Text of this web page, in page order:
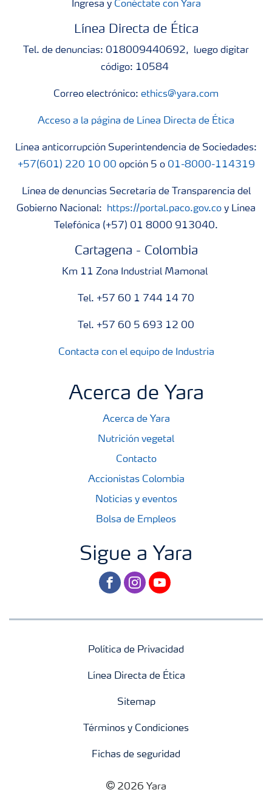
Ingresa y Conéctate con Yara
Línea Directa de Ética
Tel. de denuncias: 018009440692, luego digitar
código: 10584
Correo electrónico: ethics@yara.com
Acceso a la página de Línea Directa de Ética
Línea anticorrupción Superintendencia de Sociedades:
+57(601) 220 10 00 opción 5 o 01-8000-114319
Línea de denuncias Secretaría de Transparencia del
Gobierno Nacional:
https://portal.paco.gov.co y Línea
Telefónica (+57) 01 8000 913040.
Cartagena - Colombia
Km 11 Zona Industrial Mamonal
Tel. +57 60 1 744 14 70
Tel. +57 60 5 693 12 00
Contacta con el equipo de Industria
Acerca de Yara
Acerca de Yara
Nutrición vegetal
Contacto
Accionistas Colombia
Noticias y eventos
Bolsa de Empleos
Sigue a Yara
facebookinstagram
youtube
Política de Privacidad
Línea Directa de Ética
Sitemap
Términos y Condiciones
Fichas de seguridad
2026 Yara